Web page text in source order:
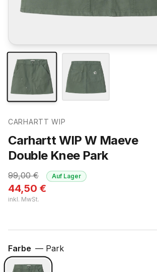
CARHARTT WIP
Carhartt WIP W Maeve
Double Knee Park
99,00€
44,50 €
inkl. MwSt.
Auf Lager
Farbe — Park